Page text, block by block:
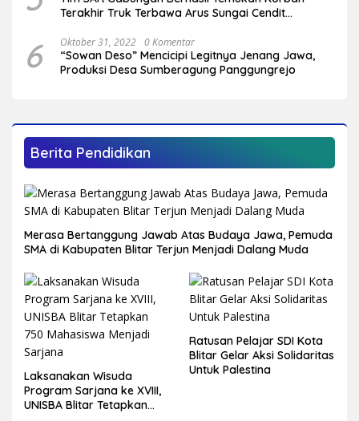
Terakhir Truk Terbawa Arus Sungai Cendit
6 Oktober 31, 2022 0 Komentar
“Sowan Deso” Mencicipi Legitnya Jenang Jawa,
Produksi Desa Sumberagung Panggungrejo
Berita Pendidikan
Merasa Bertanggung Jawab Atas Budaya Jawa, Pemuda
SMA di Kabupaten Blitar Terjun Menjadi Dalang Muda
Laksanakan Wisuda
Program Sarjana ke XVIII,
UNISBA Blitar Tetapkan
Ratusan Pelajar SDI Kota
Blitar Gelar Aksi Solidaritas
Untuk Palestina